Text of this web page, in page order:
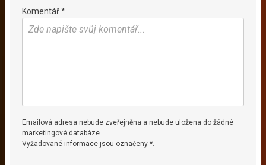
Komentář *
Emailová adresa nebude zveřejněna a nebude uložena do žádné
marketingové databáze.
Vyžadované informace jsou označeny *.